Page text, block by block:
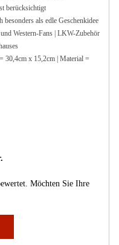
berücksichtigt
als edle Geschenkidee
Western-Fans | LKW-Zubehör
30,4cm x 15,2cm | Material =
Möchten Sie Ihre